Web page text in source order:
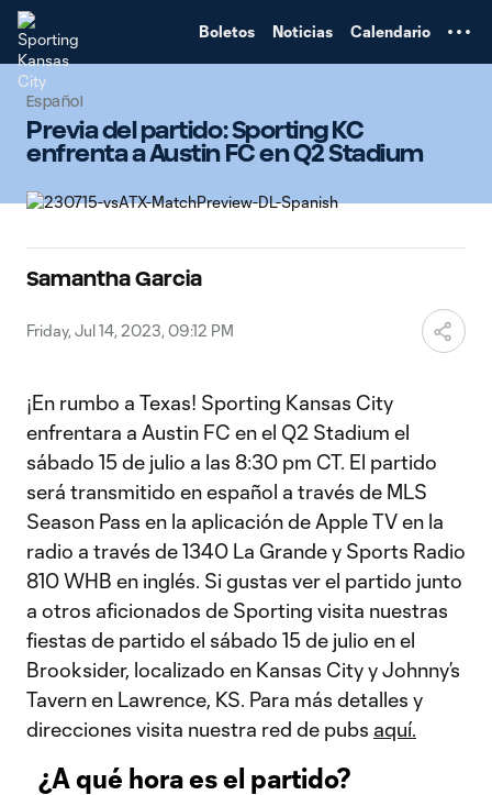
Boletos Noticias Calendario
Español
Previa del partido: Sporting KC
enfrenta a Austin FC en Q2 Stadium
Samantha Garcia
Friday, Jul 14, 2023, 09:12 PM
¡En rumbo a Texas! Sporting Kansas City
enfrentara a Austin FC en el Q2 Stadium el
sábado 15 de julio a las 8:30 pm CT. El partido
será transmitido en español a través de MLS
Season Pass en la aplicación de Apple TV en la
radio a través de 1340 La Grande y Sports Radio
810 WHB en inglés. Si gustas ver el partido junto
a otros aficionados de Sporting visita nuestras
fiestas de partido el sábado 15 de julio en el
Brooksider, localizado en Kansas City y Johnny’s
Tavern en Lawrence, KS. Para más detalles y
direcciones visita nuestra red de pubs aquí.
¿A qué hora es el partido?